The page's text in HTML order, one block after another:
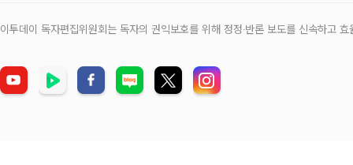
이투데이 독자편집위원회는 독자의 권익보호를 위해 정정‧반론 보도를 신속하고